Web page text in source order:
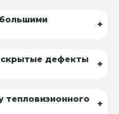
+
дефекты
+
тепловизионного
+